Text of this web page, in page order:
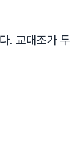
. 교대조가